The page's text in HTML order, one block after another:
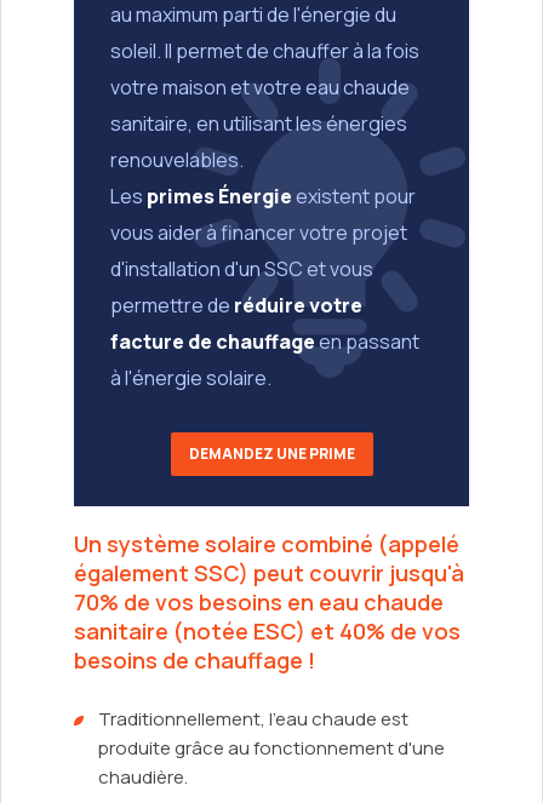
au maximum parti de l'énergie du
soleil. Il permet de chauffer à la fois
votre maison et votre eau chaude
sanitaire, en utilisant les énergies
renouvelables.
Les primes Énergieexistent pour
vous aider à financer votre projet
d'installation d'un SSC et vous
permettre de réduire votre
facture de chauffageen passant
à l'énergie solaire.
DEMANDEZ UNE PRIME
Un système solaire combiné (appelé
également SSC) peut couvrir jusqu'à
70% de vos besoins en eau chaude
sanitaire (notée ESC) et 40% de vos
besoins de chauffage !
Traditionnellement, l'eau chaude est
produite grâce au fonctionnement d'une
chaudière.